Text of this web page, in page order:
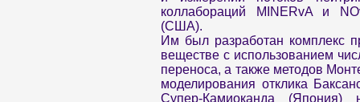
коллабораций MINERvA и
(США).
Им был разработан комплекс
веществе с использованием
переноса, а также методов
моделирования отклика
Супер-Камиоканда